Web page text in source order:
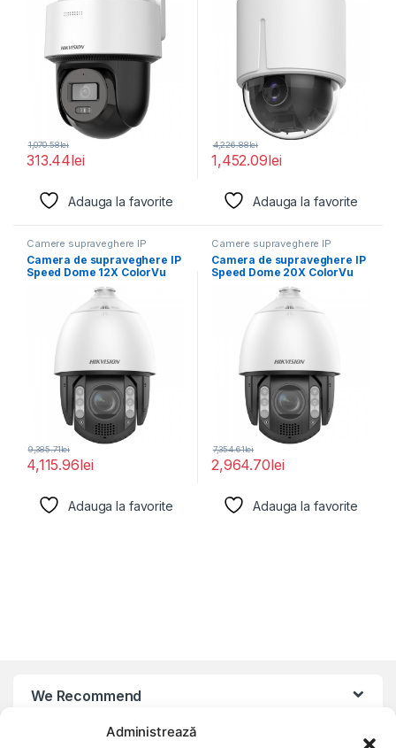
Administrează
313.44lei
1,070.58lei
Adauga la favorite
1,452.09lei
4,226.88lei
Adauga la favorite
Camere supraveghere IP
Camera de supraveghere IP
Speed Dome 12X ColorVu
4MP Hikvision
4,115.96lei
9,385.71lei
Adauga la favorite
Camere supraveghere IP
Camera de supraveghere IP
Speed Dome 20X ColorVu
2MP Hikvision
2,964.70lei
7,354.61lei
Adauga la favorite
We Recommend